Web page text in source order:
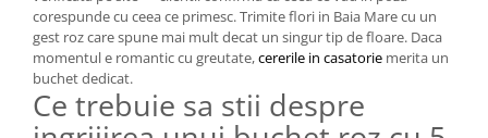
corespunde cu ceea ce primesc. Trimite flori in Baia Mare cu un
gest roz care spune mai mult decat un singur tip de floare. Daca
momentul e romantic cu greutate,cererile in casatorie merita un
buchet dedicat.
Ce trebuie sa stii despre